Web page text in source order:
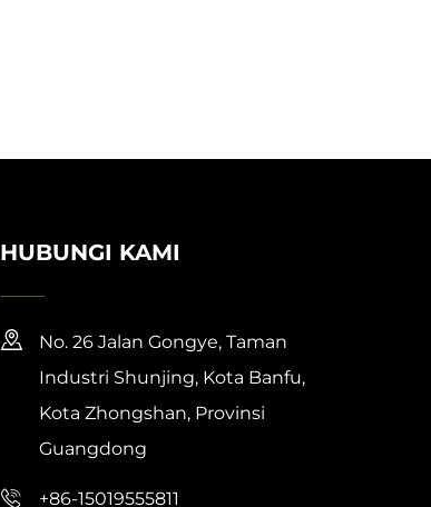
HUBUNGI KAMI
No. 26 Jalan Gongye, Taman
Industri Shunjing, Kota Banfu,
Kota Zhongshan, Provinsi
Guangdong
+86-15019555811